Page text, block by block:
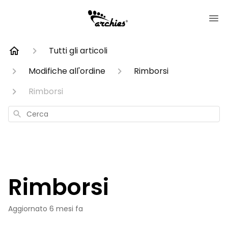
Tutti gli articoli
Modifiche all'ordine
Rimborsi
Rimborsi
Cerca
Rimborsi
Aggiornato 6 mesi fa